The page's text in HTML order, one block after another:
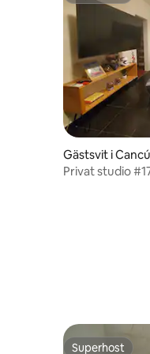
Gästsvit i
Privat studio
Superhost